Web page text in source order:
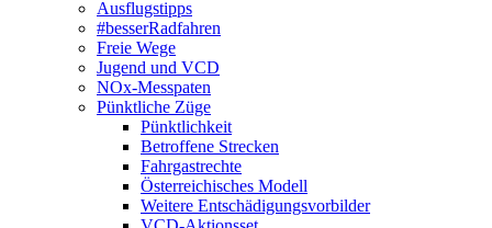
Ausflugstipps
#besserRadfahren
Freie Wege
Jugend und VCD
NOx-Messpaten
Pünktliche Züge
Pünktlichkeit
Betroffene Strecken
Fahrgastrechte
Österreichisches Modell
Weitere Entschädigungsvorbilder